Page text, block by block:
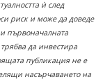
ѝ след
риск и може да доведе
първоначалната
да инвестира
публикация не е
насърчаването на